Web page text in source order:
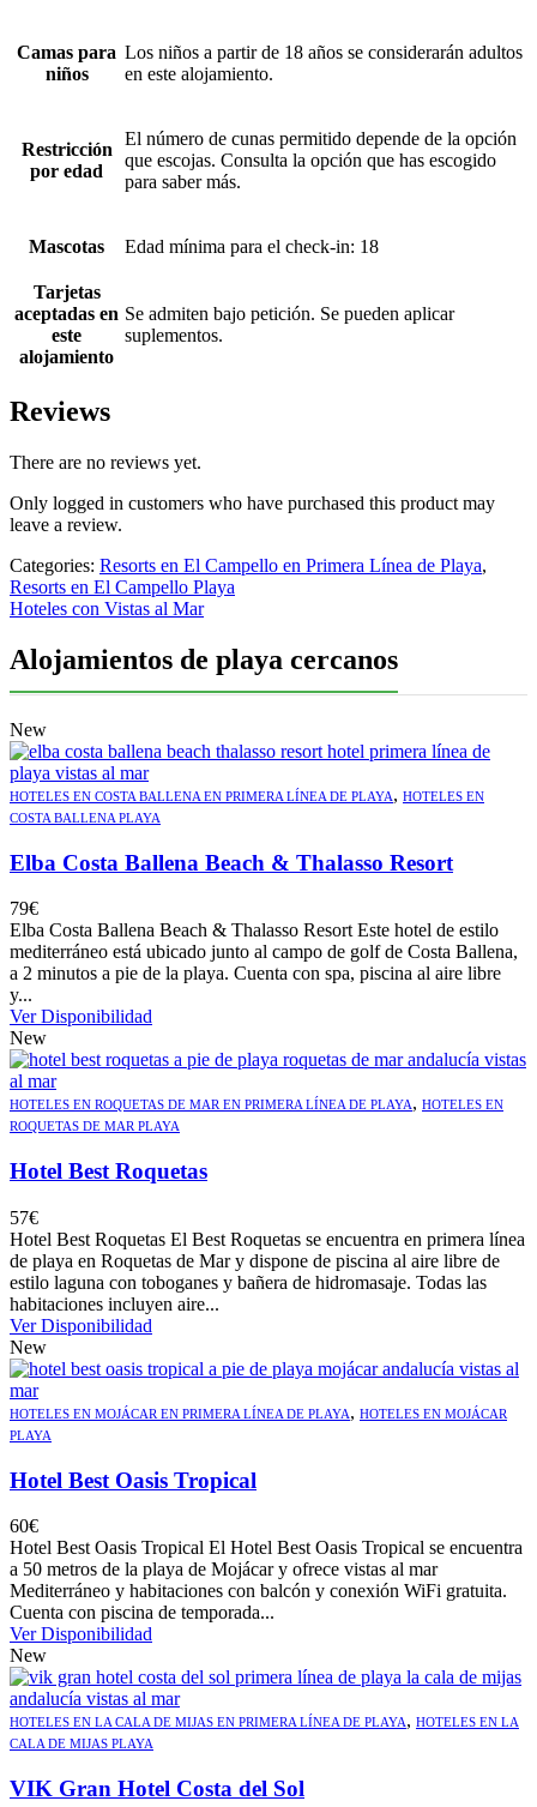
Camas para
niños
Los niños a partir de 18 años se considerarán adultos
en este alojamiento.
Restricción
por edad
El número de cunas permitido depende de la opción
que escojas. Consulta la opción que has escogido
para saber más.
Mascotas Edad mínima para el check-in: 18
Tarjetas
aceptadas en
este
alojamiento
Se admiten bajo petición. Se pueden aplicar
suplementos.
Reviews
There are no reviews yet.
Only logged in customers who have purchased this product may
leave a review.
Categories: Resorts en El Campello en Primera Línea de Playa,
Resorts en El Campello Playa
Hoteles con Vistas al Mar
Alojamientos de playa cercanos
New
HOTELES EN COSTA BALLENA EN PRIMERA LÍNEA DE PLAYA, HOTELES EN
COSTA BALLENA PLAYA
Elba Costa Ballena Beach & Thalasso Resort
79€
Elba Costa Ballena Beach & Thalasso Resort Este hotel de estilo
mediterráneo está ubicado junto al campo de golf de Costa Ballena,
a 2 minutos a pie de la playa. Cuenta con spa, piscina al aire libre
y...
Ver Disponibilidad
New
HOTELES EN ROQUETAS DE MAR EN PRIMERA LÍNEA DE PLAYA, HOTELES EN
ROQUETAS DE MAR PLAYA
Hotel Best Roquetas
57€
Hotel Best Roquetas El Best Roquetas se encuentra en primera línea
de playa en Roquetas de Mar y dispone de piscina al aire libre de
estilo laguna con toboganes y bañera de hidromasaje. Todas las
habitaciones incluyen aire...
Ver Disponibilidad
New
HOTELES EN MOJÁCAR EN PRIMERA LÍNEA DE PLAYA, HOTELES EN MOJÁCAR
PLAYA
Hotel Best Oasis Tropical
60€
Hotel Best Oasis Tropical El Hotel Best Oasis Tropical se encuentra
a 50 metros de la playa de Mojácar y ofrece vistas al mar
Mediterráneo y habitaciones con balcón y conexión WiFi gratuita.
Cuenta con piscina de temporada...
Ver Disponibilidad
New
HOTELES EN LA CALA DE MIJAS EN PRIMERA LÍNEA DE PLAYA, HOTELES EN LA
CALA DE MIJAS PLAYA
VIK Gran Hotel Costa del Sol